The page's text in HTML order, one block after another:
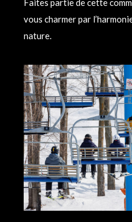
Faites partie de cette
vous charmer par
nature.